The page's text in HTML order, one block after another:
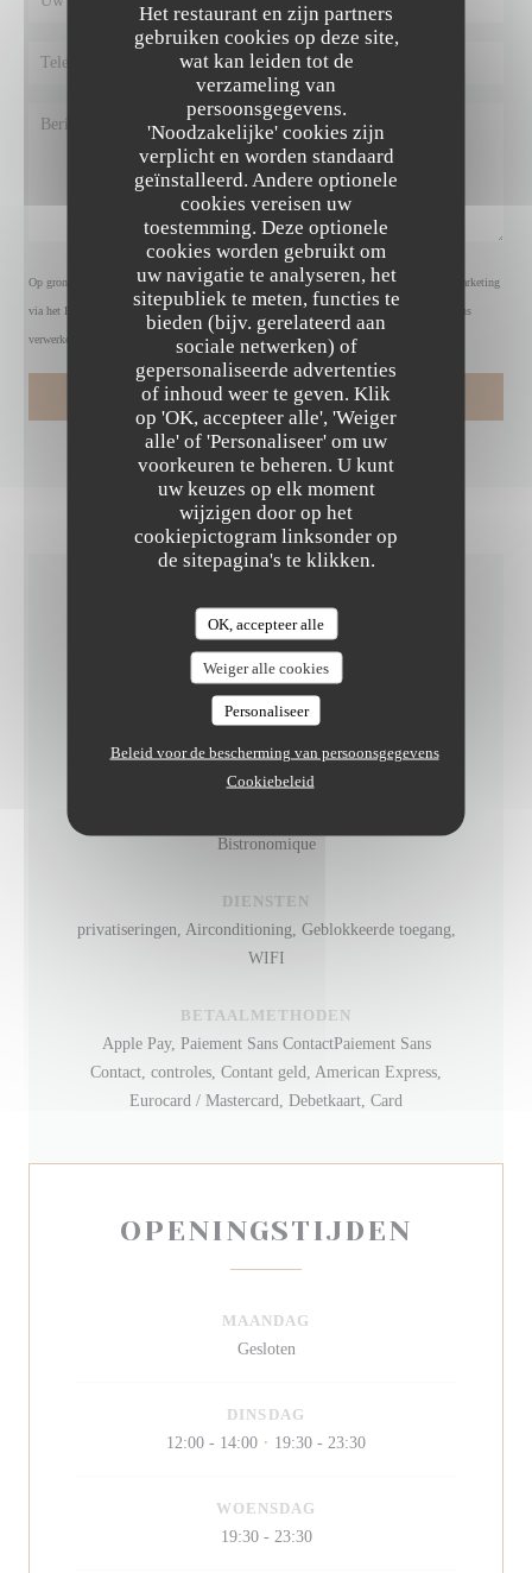
Het restaurant en zijn partners
gebruiken cookies op deze site,
wat kan leiden tot de
verzameling van
persoonsgegevens.
'Noodzakelijke' cookies zijn
verplicht en worden standaard
geïnstalleerd. Andere optionele
cookies vereisen uw
toestemming. Deze optionele
cookies worden gebruikt om
uw navigatie te analyseren, het
sitepubliek te meten, functies te
bieden (bijv. gerelateerd aan
sociale netwerken) of
gepersonaliseerde advertenties
of inhoud weer te geven. Klik
op 'OK, accepteer alle', 'Weiger
alle' of 'Personaliseer' om uw
voorkeuren te beheren. U kunt
uw keuzes op elk moment
wijzigen door op het
cookiepictogram linksonder op
de sitepagina's te klikken.
OK, accepteer alle
Weiger alle cookies
Personaliseer
Beleid voor de bescherming van persoonsgegevens
Cookiebeleid
Op grond van de privacywetgeving heeft u het recht om u af te melden voor telefonische marketing
via het Bel-me-niet Register: . Voor meer informatie over hoe wij uw gegevens
verwerken, zie ons
ALGEMENE
INFORMATIE
KEUKEN
Eigengemaakt, vers product
Bistronomique
DIENSTEN
privatiseringen, Airconditioning, Geblokkeerde toegang,
WIFI
BETAALMETHODEN
Apple Pay, Paiement Sans ContactPaiement Sans
Contact, controles, Contant geld, American Express,
Eurocard / Mastercard, Debetkaart, Card
OPENINGSTIJDEN
MAANDAG
Gesloten
DINSDAG
12:00 - 14:00 • 19:30 - 23:30
WOENSDAG
19:30 - 23:30
LA TABLE DE MAX